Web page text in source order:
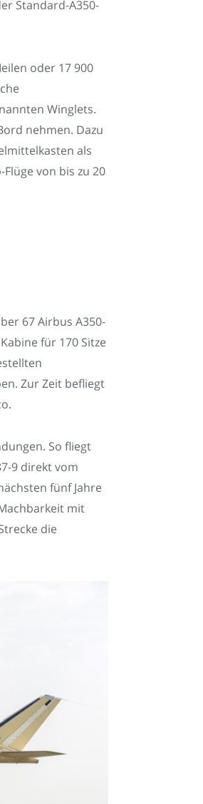
Standard-A350-
oder 17 900
Winglets.
nehmen. Dazu
als
von bis zu 20
67 Airbus A350-
für 170 Sitze
Zur Zeit befliegt
So fliegt
9 direkt vom
fünf Jahre
mit
die